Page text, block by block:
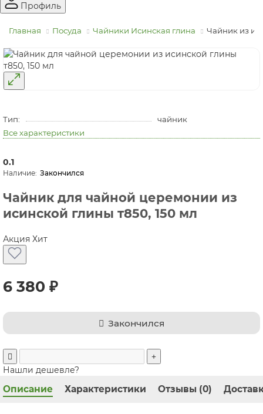
Профиль
Главная Посуда Чайники Исинская глина Чайник из
Тип:
чайник
Все характеристики
0.1
Закончился
Чайник для чайной церемонии из
исинской глины т850, 150 мл
Акция Хит
6 380 ₽
Закончился
Нашли дешевле?
Описание Характеристики Отзывы (0)